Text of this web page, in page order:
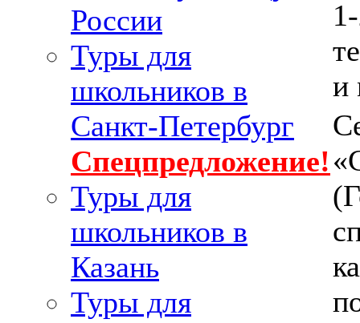
России
Туры для
школьников в
Санкт-Петербург
Спецпредложение!
Туры для
школьников в
Казань
Туры для
и